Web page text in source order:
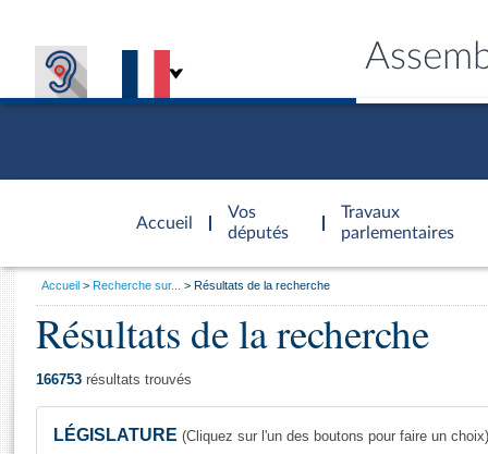
Accueil
d'accueil
Vos
députés
Travaux
parlementaires
Général
Vous
Accueil Recherche sur... Résultats de la recherche
Résultats de la recherche
166753 résultats trouvés
LÉGISLATURE (Cliquez sur l'un des boutons pour faire un choix)